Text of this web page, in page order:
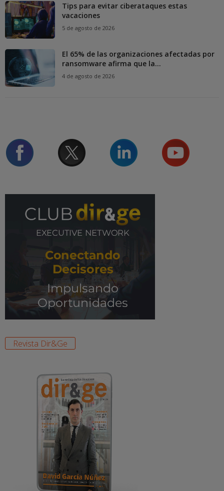
Tips para evitar ciberataques estas
vacaciones
5 de agosto de 2026
El 65% de las organizaciones afectadas por
ransomware afirma que la...
4 de agosto de 2026
Revista Dir&Ge